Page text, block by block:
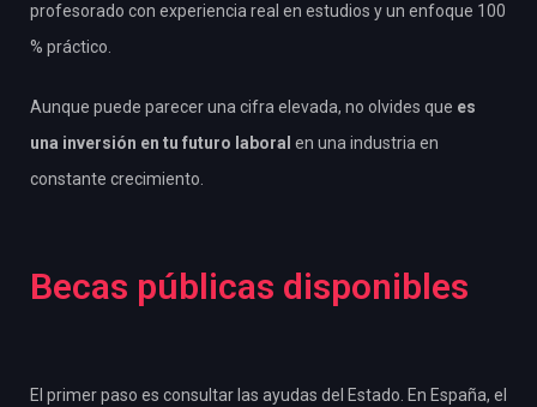
profesorado con experiencia real en estudios y un enfoque 100
% práctico.
Aunque puede parecer una cifra elevada, no olvides que es
una inversión en tu futuro laboral en una industria en
constante crecimiento.
Becas públicas disponibles
El primer paso es consultar las ayudas del Estado. En España, el